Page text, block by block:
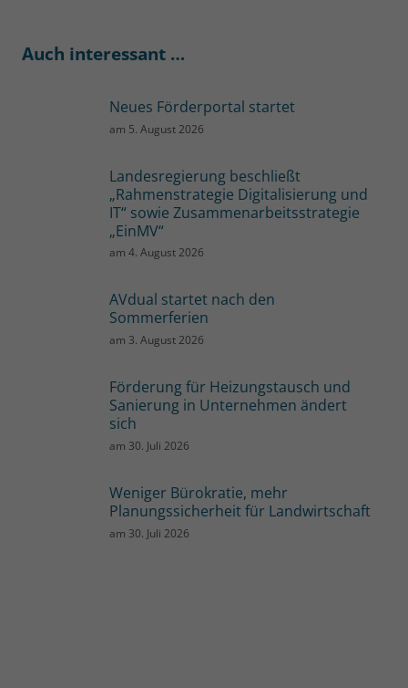
Auch interessant …
Neues Förderportal startet
am 5. August 2026
Landesregierung beschließt
„Rahmenstrategie Digitalisierung und
IT“ sowie Zusammenarbeitsstrategie
„EinMV“
am4. August 2026
AVdual startet nach den
Sommerferien
am 3. August 2026
Förderung für Heizungstausch und
Sanierung in Unternehmen ändert
sich
am 30. Juli 2026
Weniger Bürokratie, mehr
Planungssicherheit für Landwirtschaft
am 30. Juli 2026